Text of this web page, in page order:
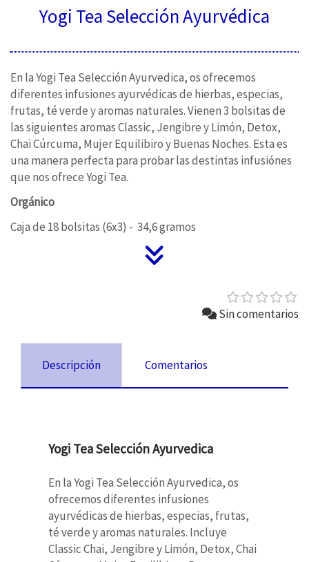
Yogi Tea Selección Ayurvédica
En la Yogi Tea Selección Ayurvedica, os ofrecemos
diferentes infusiones ayurvédicas de hierbas, especias,
frutas, té verde y aromas naturales. Vienen 3 bolsitas de
las siguientes aromas Classic, Jengibre y Limón, Detox,
Chai Cúrcuma, Mujer Equilibiro y Buenas Noches. Esta es
una manera perfecta para probar las destintas infusiónes
que nos ofrece Yogi Tea.
Orgánico
Caja de 18 bolsitas (6x3) - 34,6 gramos
Sin comentarios
Descripción Comentarios
Yogi Tea Selección Ayurvedica
En la Yogi Tea Selección Ayurvedica, os
ofrecemos diferentes infusiones
ayurvédicas de hierbas, especias, frutas,
té verde y aromas naturales. Incluye
Classic Chai, Jengibre y Limón, Detox, Chai